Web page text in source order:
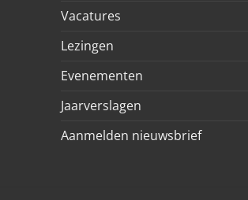
Vacatures
Lezingen
Evenementen
Jaarverslagen
Aanmelden nieuwsbrief